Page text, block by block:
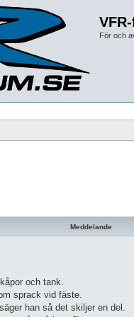
För och
Meddelande
och tank.
sprack vid fäste.
han så det skiljer en del.